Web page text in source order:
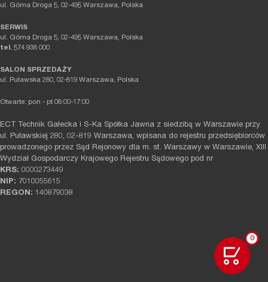
0
ul. Górna Droga 5, 02-495 Warszawa, Polska
SERWIS
ul. Górna Droga 5, 02-495 Warszawa, Polska
tel. 574 938 000
SALON SPRZEDAŻY
ul. Puławska 280, 02-819 Warszawa, Polska
Otwarte: pon - pt 08:00-17:00
ECT Technik Gałecka i S-Ka Spółka Jawna z siedzibą w Warszawie przy
ul. Puławskiej 280, 02-819 Warszawa, wpisana do rejestru przedsiębiorców
prowadzonego przez Sąd Rejonowy dla m. st. Warszawy w Warszawie, XIII
Wydział Gospodarczy Krajowego Rejestru Sądowego pod nr
KRS: 0000273449
NIP: 7010055615
REGON: 140879038